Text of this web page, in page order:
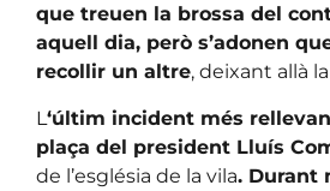
que treuen la brossa del
aquell dia, però s’adonen
recollir un altre, deixant allà
L‘últim incident més
plaça del president Lluís
de l’església de la vila. Durant